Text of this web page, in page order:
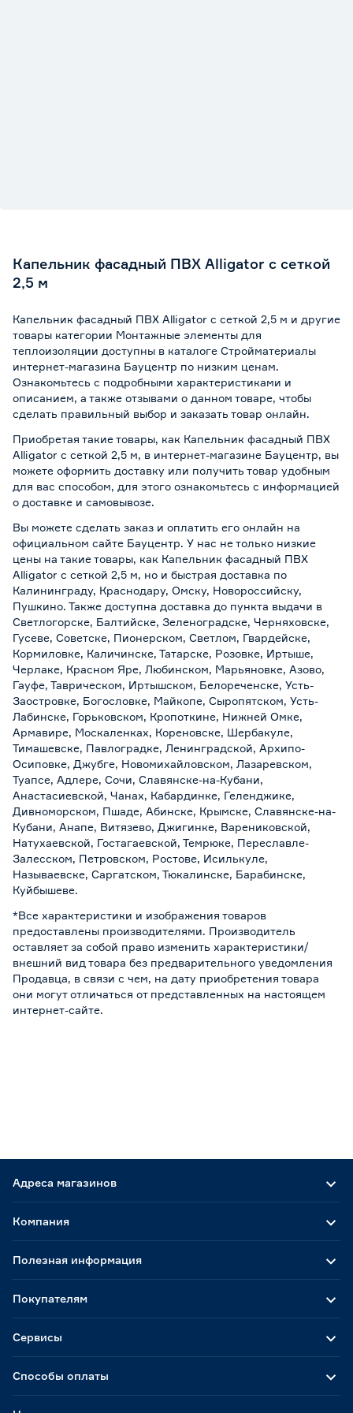
Капельник фасадный ПВХ Alligator с сеткой
2,5 м
Капельник фасадный ПВХ Alligator с сеткой 2,5 м и другие
товары категории Монтажные элементы для
теплоизоляции доступны в каталоге Стройматериалы
интернет-магазина Бауцентр по низким ценам.
Ознакомьтесь с подробными характеристиками и
описанием, а также отзывами о данном товаре, чтобы
сделать правильный выбор и заказать товар онлайн.
Приобретая такие товары, как Капельник фасадный ПВХ
Alligator с сеткой 2,5 м, в интернет-магазине Бауцентр, вы
можете оформить доставку или получить товар удобным
для вас способом, для этого ознакомьтесь с информацией
о доставке и самовывозе.
Вы можете сделать заказ и оплатить его онлайн на
официальном сайте Бауцентр. У нас не только низкие
цены на такие товары, как Капельник фасадный ПВХ
Alligator с сеткой 2,5 м, но и быстрая доставка по
Калининграду, Краснодару, Омску, Новороссийску,
Пушкино. Также доступна доставка до пункта выдачи в
Светлогорске, Балтийске, Зеленоградске, Черняховске,
Гусеве, Советске, Пионерском, Светлом, Гвардейске,
Кормиловке, Каличинске, Татарске, Розовке, Иртыше,
Черлаке, Красном Яре, Любинском, Марьяновке, Азово,
Гауфе, Таврическом, Иртышском, Белореченске, Усть-
Заостровке, Богословке, Майкопе, Сыропятском, Усть-
Лабинске, Горьковском, Кропоткине, Нижней Омке,
Армавире, Москаленках, Кореновске, Шербакуле,
Тимашевске, Павлоградке, Ленинградской, Архипо-
Осиповке, Джубге, Новомихайловском, Лазаревском,
Туапсе, Адлере, Сочи, Славянске-на-Кубани,
Анастасиевской, Чанах, Кабардинке, Геленджике,
Дивноморском, Пшаде, Абинске, Крымске, Славянске-на-
Кубани, Анапе, Витязево, Джигинке, Варениковской,
Натухаевской, Гостагаевской, Темрюке, Переславле-
Залесском, Петровском, Ростове, Исилькуле,
Называевске, Саргатском, Тюкалинске, Барабинске,
Куйбышеве.
*Все характеристики и изображения товаров
предоставлены производителями. Производитель
оставляет за собой право изменить характеристики/
внешний вид товара без предварительного уведомления
Продавца, в связи с чем, на дату приобретения товара
они могут отличаться от представленных на настоящем
интернет-сайте.
Адреса магазинов
Способы оплаты
Компания
Полезная информация
Покупателям
Сервисы